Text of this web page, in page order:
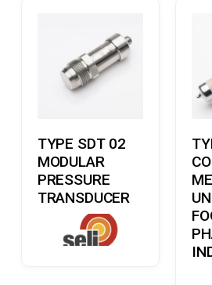
TYPE SDT 02
MODULAR
PRESSURE
TRANSDUCER